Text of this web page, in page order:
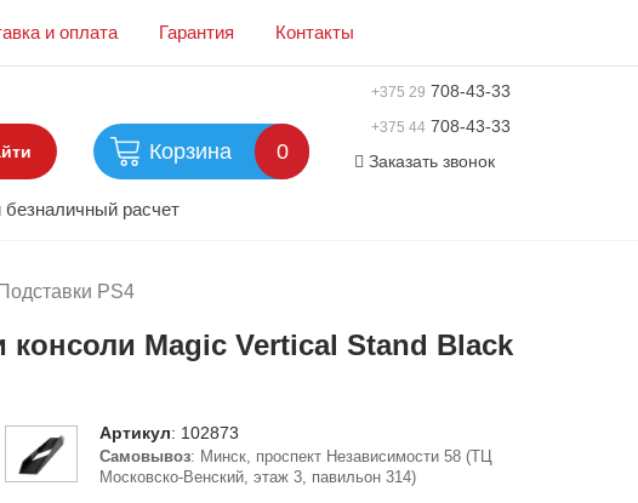
и оплата Гарантия Контакты
Корзина 0
+375 29 708-43-33
+375 44708-43-33
Заказать звонок
расчет
Подставки PS4
консоли Magic Vertical Stand Black
Артикул: 102873
Самовывоз: Минск, проспект Независимости 58 (ТЦ
Московско-Венский, этаж 3, павильон 314)